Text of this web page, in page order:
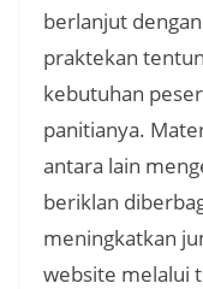
berlanjut
praktekan
kebutuhan
panitianya.
antara lain
beriklan
meningkatkan
website melalui